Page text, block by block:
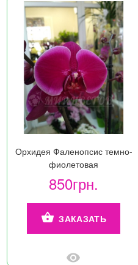
Орхидея Фаленопсис темно-
фиолетовая
850грн.
ЗАКАЗАТЬ